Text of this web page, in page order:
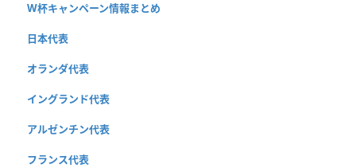
W杯キャンペーン情報まとめ
日本代表
オランダ代表
イングランド代表
アルゼンチン代表
フランス代表